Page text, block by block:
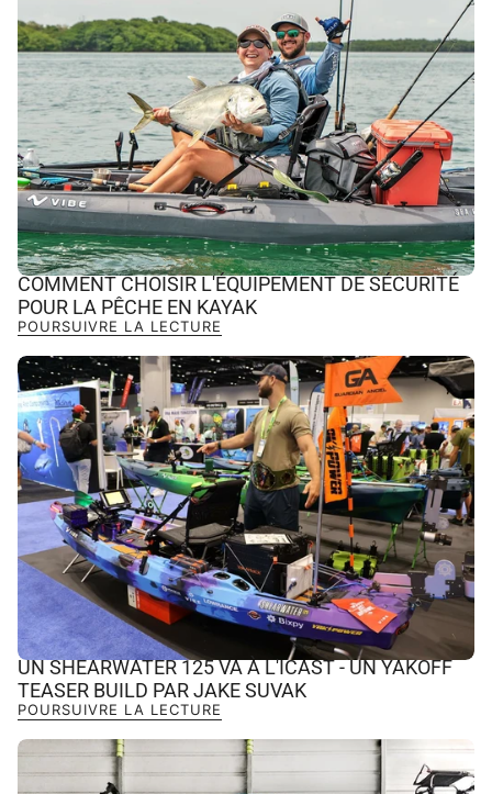
COMMENT CHOISIR L'ÉQUIPEMENT DE SÉCURITÉ
POUR LA PÊCHE EN KAYAK
POURSUIVRE LA LECTURE
UN SHEARWATER 125 VA À L'ICAST - UN YAKOFF
TEASER BUILD PAR JAKE SUVAK
POURSUIVRE LA LECTURE